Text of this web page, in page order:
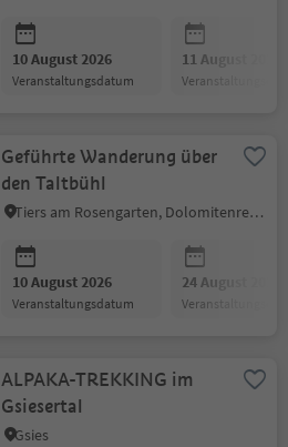
10 August 2026
Veranstaltungsdatum
11 August 2026
Geführte Wanderung über
den Taltbühl
Tiers am Rosengarten, Dolomitenregion Seiser Alm
10 August 2026
Veranstaltungsdatum
24 August 2026
ALPAKA-TREKKING im
Gsiesertal
Gsies